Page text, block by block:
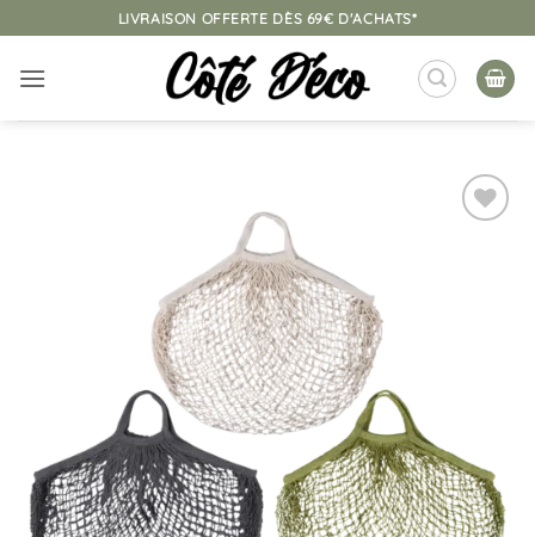
au
contenu
LIVRAISON OFFERTE DÈS 69€ D'ACHATS*